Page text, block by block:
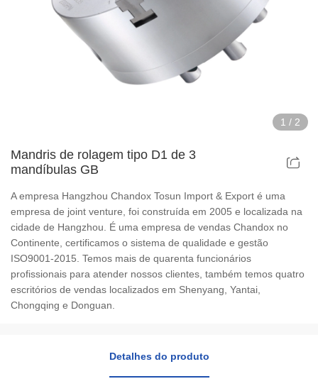
Acessórios para mandril de potência oca
Dispositivos de mandril de ar oco
Série Scroll Chucks
Série de mandris superfinos
Série de mandris para corpo de aço
Série Din Chucks
1 / 2
Mandris de rolagem tipo D1 de 3
mandíbulas GB
A empresa Hangzhou Chandox Tosun Import & Export é uma
empresa de joint venture, foi construída em 2005 e localizada na
cidade de Hangzhou. É uma empresa de vendas Chandox no
Continente, certificamos o sistema de qualidade e gestão
ISO9001-2015. Temos mais de quarenta funcionários
profissionais para atender nossos clientes, também temos quatro
escritórios de vendas localizados em Shenyang, Yantai,
Chongqing e Donguan.
Detalhes do produto